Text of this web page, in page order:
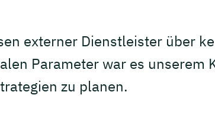
externer Dienstleister über
Parameter war es
zu planen.